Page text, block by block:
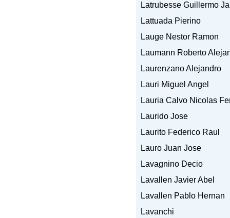
Latrubesse Guillermo
Lattuada Pierino
Lauge Nestor Ramon
Laumann Roberto
Laurenzano Alejandro
Lauri Miguel Angel
Lauria Calvo Nicolas
Laurido Jose
Laurito Federico Raul
Lauro Juan Jose
Lavagnino Decio
Lavallen Javier Abel
Lavallen Pablo Hernan
Lavanchi